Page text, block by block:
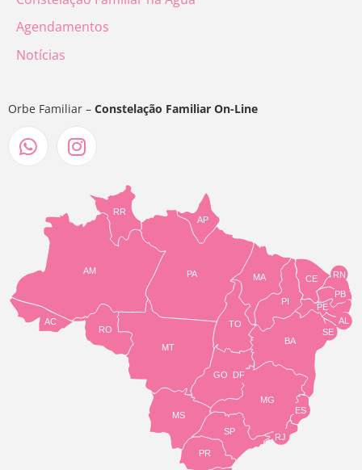
Agendamentos
Notícias
Orbe Familiar – Constelação Familiar On-Line
TO
BA
SE
PE
AL
RN
CE
PI
MA
AP
PA
RR
AM
AC
RO
MT
MS
GO
PR
SP
MG
RJ
ES
DF
PB